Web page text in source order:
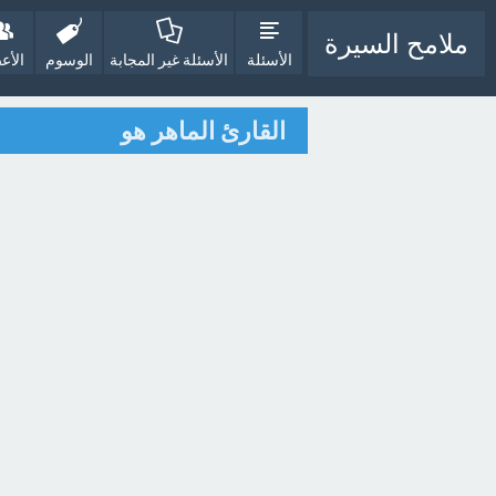
ملامح السيرة
الأسئلة الأسئلة غير المجابة الوسوم
القارئ الماهر هو